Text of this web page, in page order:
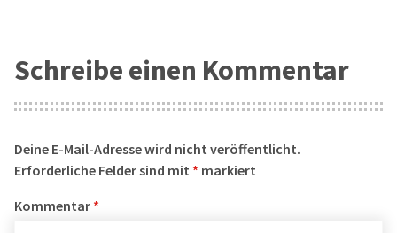
Schreibe einen Kommentar
Deine E-Mail-Adresse wird nicht veröffentlicht.
Erforderliche Felder sind mit * markiert
Kommentar *